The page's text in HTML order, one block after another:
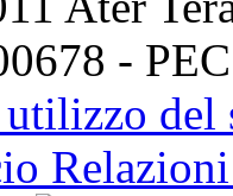
-
del